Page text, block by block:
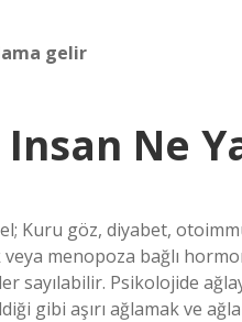
gelir
Ne
Kuru göz, diyabet,
menopoza bağlı
sayılabilir. Psikolojide
gibi aşırı ağlamak ve